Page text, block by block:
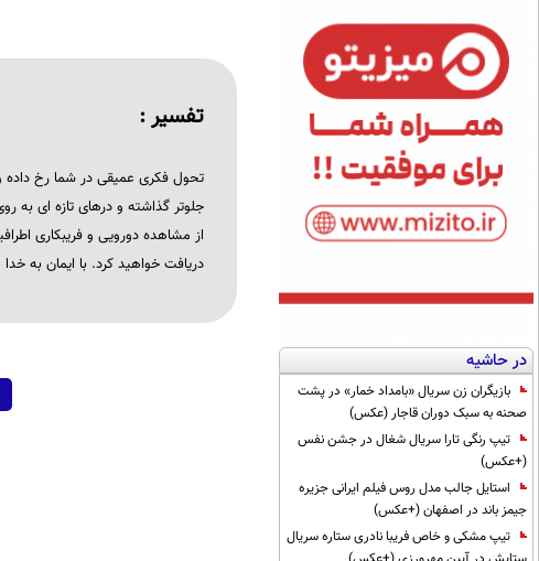
در حاشیه
بازیگران زن سریال «بامداد خمار» در پشت
صحنه به سبک دوران قاجار (عکس)
تیپ رنگی تارا سریال شغال در جشن نفس
(+عکس)
استایل جالب مدل روس فیلم ایرانی جزیره
جیمز باند در اصفهان (+عکس)
تیپ مشکی و خاص فریبا نادری ستاره سریال
تفسیر :
تحول فکری عمیقی در شما رخ داده
جلوتر گذاشته و درهای تازه ای به
از مشاهده دورویی و فریبکاری
دریافت خواهید کرد. با ایمان به